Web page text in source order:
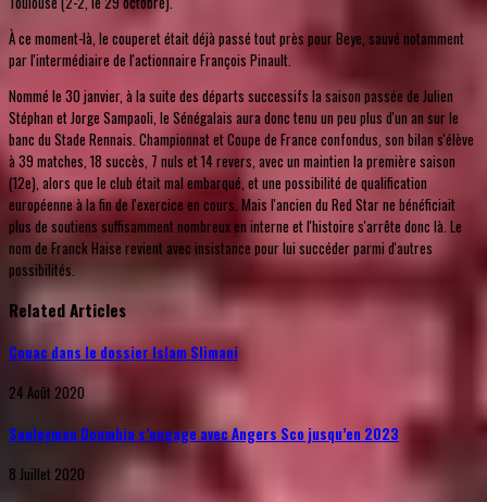
À ce moment-là, le couperet était déjà passé tout près pour Beye, sauvé notamment
par l'intermédiaire de l'actionnaire François Pinault.
Nommé le 30 janvier, à la suite des départs successifs la saison passée de Julien
Stéphan et Jorge Sampaoli, le Sénégalais aura donc tenu un peu plus d'un an sur le
banc du Stade Rennais. Championnat et Coupe de France confondus, son bilan s'élève
à 39 matches, 18 succès, 7 nuls et 14 revers, avec un maintien la première saison
(12e), alors que le club était mal embarqué, et une possibilité de qualification
européenne à la fin de l'exercice en cours. Mais l'ancien du Red Star ne bénéficiait
plus de soutiens suffisamment nombreux en interne et l'histoire s'arrête donc là. Le
nom de Franck Haise revient avec insistance pour lui succéder parmi d'autres
possibilités.
Related Articles
Couac dans le dossier Islam Slimani
24 Août 2020
Souleyman Doumbia s’engage avec Angers Sco jusqu’en 2023
8 Juillet 2020